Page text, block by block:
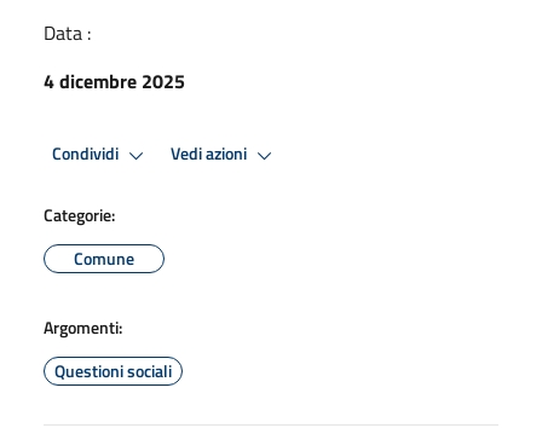
Data :
4 dicembre 2025
Condividi Vedi azioni
Categorie:
Comune
Argomenti:
Questioni sociali